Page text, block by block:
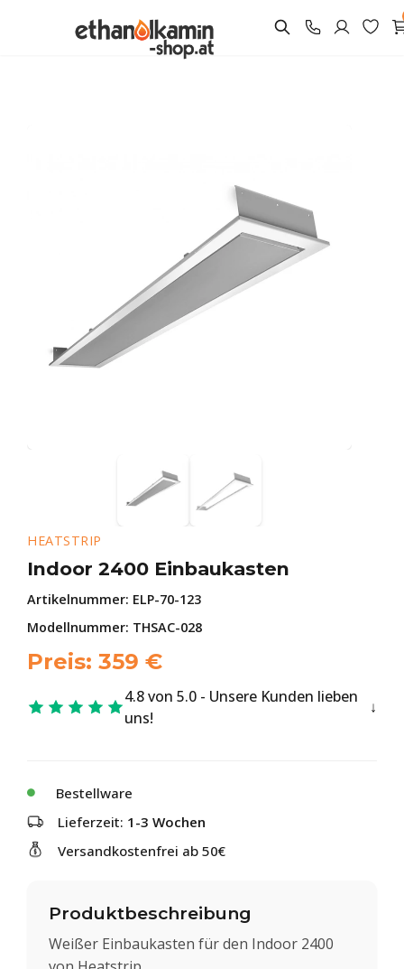
HEATSTRIP
Indoor 2400 Einbaukasten
Artikelnummer: ELP-70-123
Modellnummer: THSAC-028
Preis: 359 €
4.8 von 5.0 - Unsere Kunden lieben
uns!
Bestellware
Lieferzeit: 1-3 Wochen
Versandkostenfrei ab 50€
Produktbeschreibung
Weißer Einbaukasten für den Indoor 2400